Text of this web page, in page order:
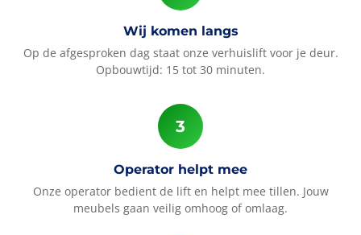
Wij komen langs
Op de afgesproken dag staat onze verhuislift voor je deur.
Opbouwtijd: 15 tot 30 minuten.
Operator helpt mee
Onze operator bedient de lift en helpt mee tillen. Jouw
meubels gaan veilig omhoog of omlaag.